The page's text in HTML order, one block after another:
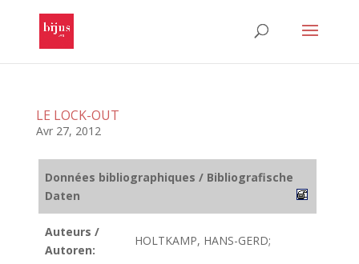
LE LOCK-OUT
Avr 27, 2012
Données bibliographiques / Bibliografische
Daten
Auteurs /
Autoren:
HOLTKAMP, HANS-GERD;